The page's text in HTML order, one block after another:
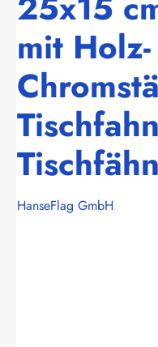
mit
HanseFlag GmbH